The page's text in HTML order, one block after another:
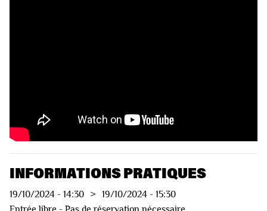
INFORMATIONS PRATIQUES
19/10/2024 - 14:30 > 19/10/2024 - 15:30